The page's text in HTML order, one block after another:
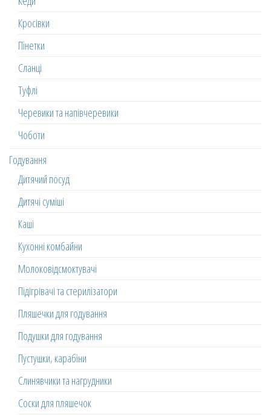
Кросівки
Пінетки
Сланці
Туфлі
Черевики та напівчеревики
Чоботи
Годування
Дитячий посуд
Дитячі суміші
Каші
Кухонні комбайни
Молоковідсмоктувачі
Підігрівачі та стерилізатори
Пляшечки для годування
Подушки для годування
Пустушки, карабіни
Слинявчики та нагрудники
Соски для пляшечок